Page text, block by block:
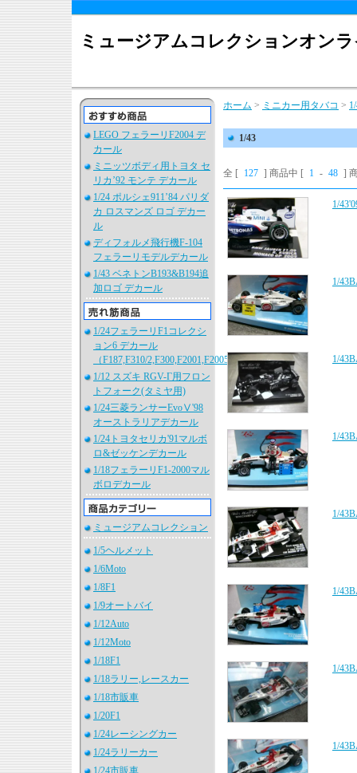
ミュージアムコレクションオン
LEGO フェラーリF2004 デ
カール
ミニッツボディ用トヨタ セ
リカ’92 モンテ デカール
1/24 ポルシェ911’84 パリダ
カ ロスマンズ ロゴ デカー
ル
ディフォルメ飛行機F-104
フェラーリモデルデカール
1/43 ベネトンB193&B194追
加ロゴ デカール
1/24フェラーリF1コレクシ
ョン6 デカール
（F187,F310/2,F300,F2001,F2005）
1/12 スズキ RGV-Γ用フロン
トフォーク(タミヤ用)
1/24三菱ランサーEvoⅤ'98
オーストラリアデカール
1/24トヨタセリカ'91マルボ
ロ&ゼッケンデカール
1/18フェラーリF1-2000マル
ボロデカール
ミュージアムコレクション
1/5ヘルメット
1/6Moto
1/8F1
1/9オートバイ
1/12Auto
1/12Moto
1/18F1
1/18ラリー,レースカー
1/18市販車
1/20F1
1/24レーシングカー
1/24ラリーカー
ホーム > ミニカー用タバコ >
1/43
全 [ 127 ] 商品中 [ 1 - 48 ]
1/
1/
1/
1/
1/
1/
1/
1/